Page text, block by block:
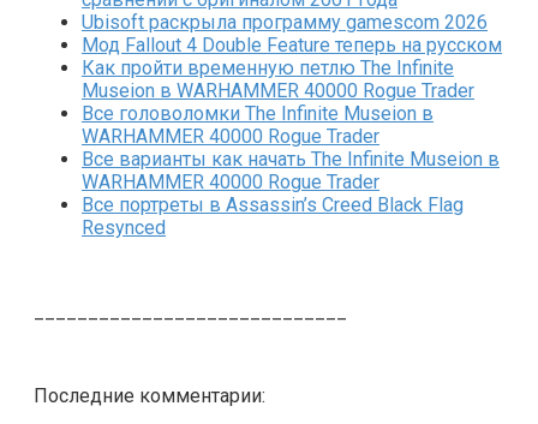
Ubisoft раскрыла программу gamescom 2026
Мод Fallout 4 Double Feature теперь на русском
Как пройти временную петлю The Infinite
Museion в WARHAMMER 40000 Rogue Trader
Все головоломки The Infinite Museion в
WARHAMMER 40000 Rogue Trader
Все варианты как начать The Infinite Museion в
WARHAMMER 40000 Rogue Trader
Все портреты в Assassin’s Creed Black Flag
Resynced
Последние комментарии: